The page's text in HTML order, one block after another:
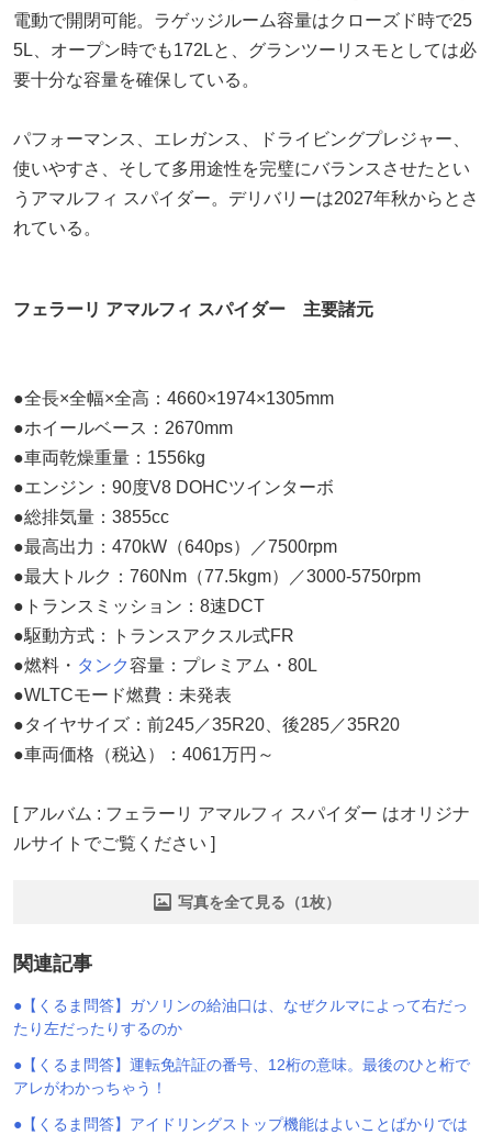
電動で開閉可能。ラゲッジルーム容量はクローズド時で25
5L、オープン時でも172Lと、グランツーリスモとしては必
要十分な容量を確保している。
パフォーマンス、エレガンス、ドライビングプレジャー、
使いやすさ、そして多用途性を完璧にバランスさせたとい
うアマルフィ スパイダー。デリバリーは2027年秋からとさ
れている。
フェラーリ アマルフィ スパイダー 主要諸元
●全長×全幅×全高：4660×1974×1305mm
●ホイールベース：2670mm
●車両乾燥重量：1556kg
●エンジン：90度V8 DOHCツインターボ
●総排気量：3855cc
●最高出力：470kW（640ps）／7500rpm
●最大トルク：760Nm（77.5kgm）／3000-5750rpm
●トランスミッション：8速DCT
●駆動方式：トランスアクスル式FR
●燃料・ タンク容量：プレミアム・80L
●WLTCモード燃費：未発表
●タイヤサイズ：前245／35R20、後285／35R20
●車両価格（税込）：4061万円～
[ アルバム : フェラーリ アマルフィ スパイダー はオリジナ
ルサイトでご覧ください ]
写真を全て見る（1枚）
関連記事
●【くるま問答】ガソリンの給油口は、なぜクルマによって右だっ
たり左だったりするのか
●【くるま問答】運転免許証の番号、12桁の意味。最後のひと桁で
アレがわかっちゃう！
●【くるま問答】アイドリングストップ機能はよいことばかりでは